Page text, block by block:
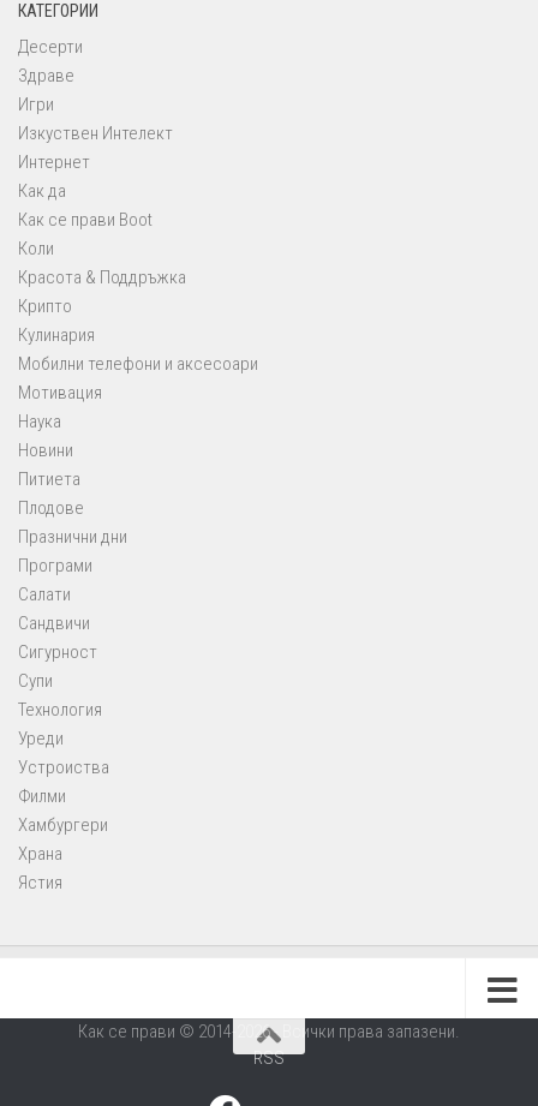
КАТЕГОРИИ
Десерти
Здраве
Игри
Изкуствен Интелект
Интернет
Как да
Как се прави Boot
Коли
Красота & Поддръжка
Крипто
Кулинария
Мобилни телефони и аксесоари
Мотивация
Наука
Новини
Питиета
Плодове
Празнични дни
Програми
Салати
Сандвичи
Сигурност
Супи
Технология
Уреди
Устроиства
Филми
Хамбургери
Храна
Ястия
Как се прави © 2014-2026 - Всички права запазени.
RSS